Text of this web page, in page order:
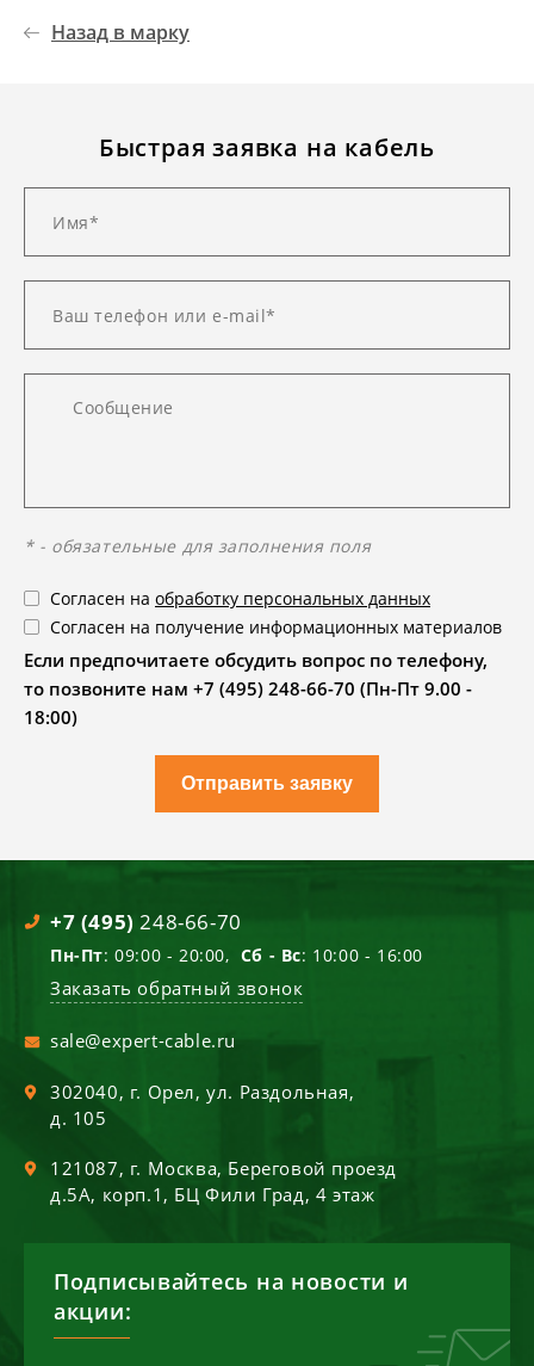
Назад в марку
Быстрая заявка на кабель
* - обязательные для заполнения поля
Согласен на обработку персональных данных
Согласен на получение информационных материалов
Если предпочитаете обсудить вопрос по телефону,
то позвоните нам +7 (495) 248-66-70 (Пн-Пт 9.00 -
18:00)
Отправить заявку
+7 (495) 248-66-70
Пн-Пт: 09:00 - 20:00, Сб - Вс: 10:00 - 16:00
Заказать обратный звонок
sale@expert-cable.ru
302040, г. Орел,ул. Раздольная,
д. 105
121087, г. Москва, Береговой проезд
д.5А, корп.1, БЦ Фили Град, 4 этаж
Подписывайтесь на новости и
акции: